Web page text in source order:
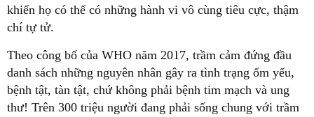
khiến họ có thể có những hành vi vô cùng tiêu cực, thậm
chí tự tử.
Theo công bố của WHO năm 2017, trầm cảm đứng đầu
danh sách những nguyên nhân gây ra tình trạng ốm yếu,
bệnh tật, tàn tật, chứ không phải bệnh tim mạch và ung
thư! Trên 300 triệu người đang phải sống chung với trầm